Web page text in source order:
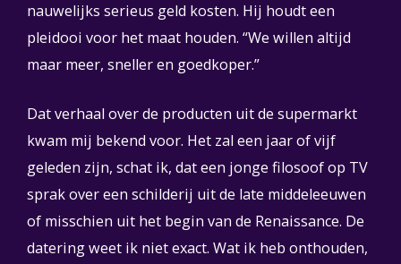
nauwelijks serieus geld kosten. Hij houdt een
pleidooi voor het maat houden. “We willen altijd
maar meer, sneller en goedkoper.”
Dat verhaal over de producten uit de supermarkt
kwam mij bekend voor. Het zal een jaar of vijf
geleden zijn, schat ik, dat een jonge filosoof op TV
sprak over een schilderij uit de late middeleeuwen
of misschien uit het begin van de Renaissance. De
datering weet ik niet exact. Wat ik heb onthouden,